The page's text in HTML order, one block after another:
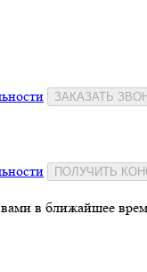
ЗАКАЗАТЬ
ПОЛУЧИТЬ
в ближайшее